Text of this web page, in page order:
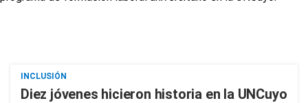
INCLUSIÓN
Diez jóvenes hicieron historia en la UNCuyo